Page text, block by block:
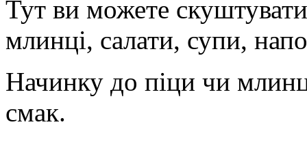
Тут ви можете
млинці, салати, супи,
Начинку до піци чи
смак.